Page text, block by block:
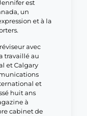
est
un
et à la
avec
travaillé au
et Calgary
et
huit ans
à
cabinet de